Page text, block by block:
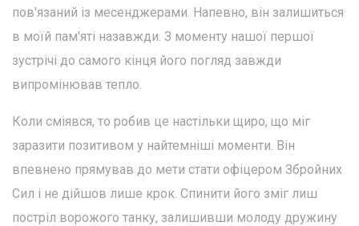
пов'язаний із месенджерами. Напевно, він залишиться
в моїй пам'яті назавжди. З моменту нашої першої
зустрічі до самого кінця його погляд завжди
випромінював тепло.
Коли сміявся, то робив це настільки щиро, що міг
заразити позитивом у найтемніші моменти. Він
впевнено прямував до мети стати офіцером Збройних
Сил і не дійшов лише крок. Спинити його зміг лиш
постріл ворожого танку, залишивши молоду дружину